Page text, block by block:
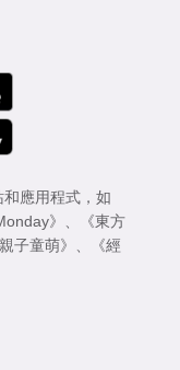
應用程式，如
》
《東方
子童萌》
《經